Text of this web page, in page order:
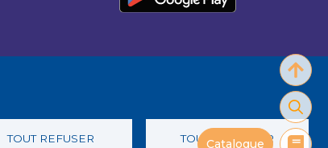
TOUT REFUSER TOUT ACCEPTER
Catalogue